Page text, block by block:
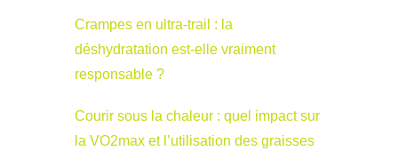
Crampes en ultra-trail : la
déshydratation est-elle vraiment
responsable ?
Courir sous la chaleur : quel impact sur
la VO2max et l’utilisation des graisses